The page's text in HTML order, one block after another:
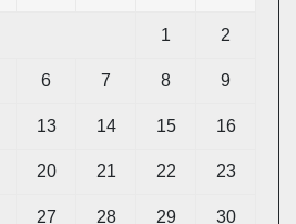
1 2
6 7 8 9
13 14 15 16
20 21 22 23
27 28 29 30